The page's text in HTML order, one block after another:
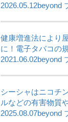
2026.05.12beyond
健康増進法により
に！電子タバコの
2021.06.02beyond
シーシャはニコチ
ルなどの有害物質
2025.08.07beyond